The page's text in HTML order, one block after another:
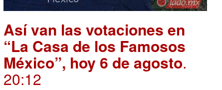
Así van las votaciones en
“La Casa de los Famosos
México”, hoy 6 de agosto.
20:12